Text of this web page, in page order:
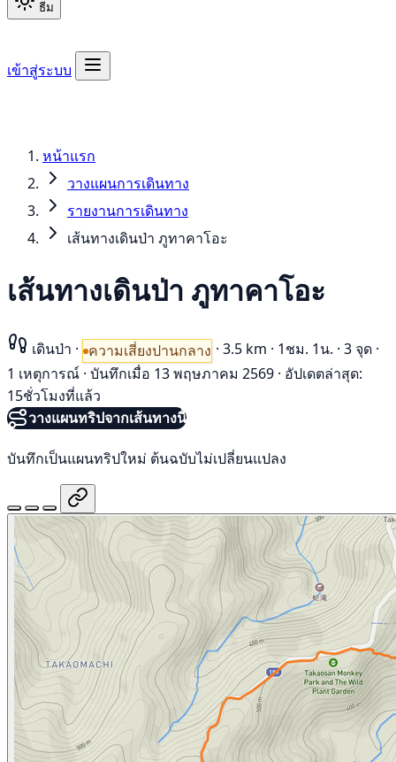
ธีม
เข้าสู่ระบบ
หน้าแรก
วางแผนการเดินทาง
รายงานการเดินทาง
เส้นทางเดินป่า ภูทาคาโอะ
เส้นทางเดินป่า ภูทาคาโอะ
เดินป่า · ความเสี่ยงปานกลาง · 3.5 km · 1ชม. 1น. · 3 จุด ·
1 เหตุการณ์ · บันทึกเมื่อ 13 พฤษภาคม 2569 · อัปเดตล่าสุด:
15ชั่วโมงที่แล้ว
วางแผนทริปจากเส้นทางนี้
บันทึกเป็นแผนทริปใหม่ ต้นฉบับไม่เปลี่ยนแปลง